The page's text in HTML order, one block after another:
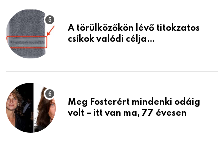
A törülközőkön lévő titokzatos
csíkok valódi célja…
Meg Fosterért mindenki odáig
volt – itt van ma, 77 évesen